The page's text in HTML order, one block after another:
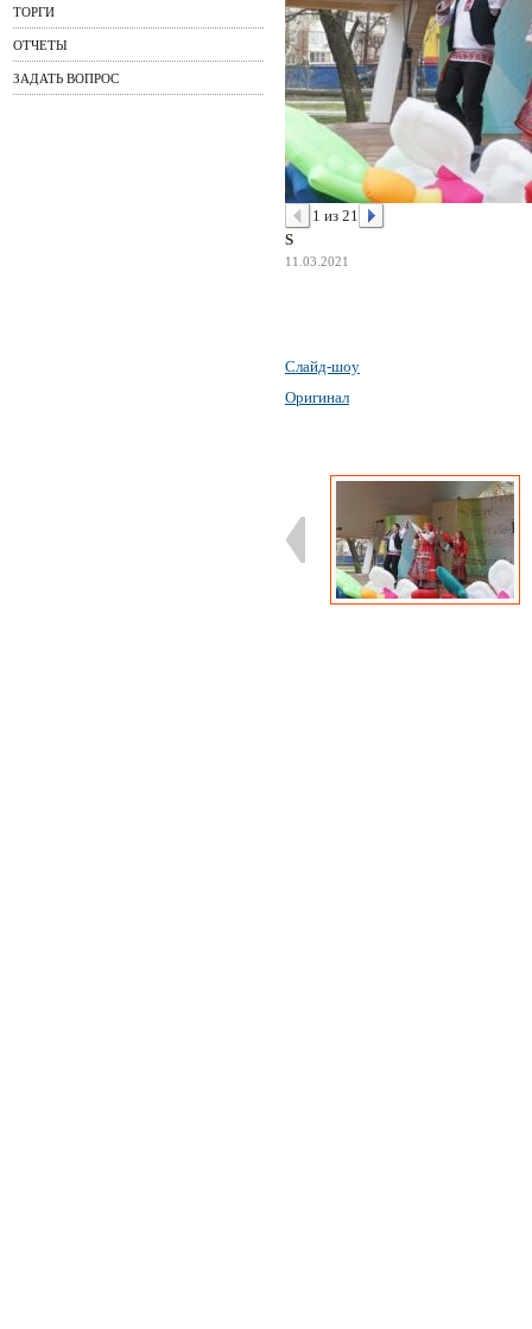
ТОРГИ
ОТЧЕТЫ
ЗАДАТЬ ВОПРОС
1 из 21
S
11.03.2021
Слайд-шоу
Оригинал